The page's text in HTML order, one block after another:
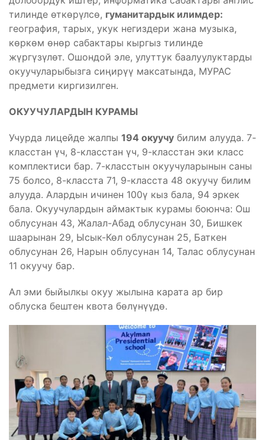
тилинде өткөрүлсө, гуманитардык илимдер:
география, тарых, укук негиздери жана музыка,
көркөм өнөр сабактары кыргыз тилинде
жүргүзүлөт. Ошондой эле, улуттук баалуулуктарды
окуучуларыбызга сиңирүү максатында, МУРАС
предмети киргизилген.
ОКУУЧУЛАРДЫН КУРАМЫ
Учурда лицейде жалпы 194 окуучу билим алууда. 7-
класстан үч, 8-класстан үч, 9-класстан эки класс
комплектиси бар. 7-класстын окуучуларынын саны
75 болсо, 8-класста 71, 9-класста 48 окуучу билим
алууда. Алардын ичинен 100ү кыз бала, 94 эркек
бала. Окуучулардын аймактык курамы боюнча: Ош
облусунан 43, Жалал-Абад облусунан 30, Бишкек
шаарынан 29, Ысык-Көл облусунан 25, Баткен
облусунан 26, Нарын облусунан 14, Талас облусунан
11 окуучу бар.
Ал эми быйылкы окуу жылына карата ар бир
облуска бештен квота бөлүнүүдө.